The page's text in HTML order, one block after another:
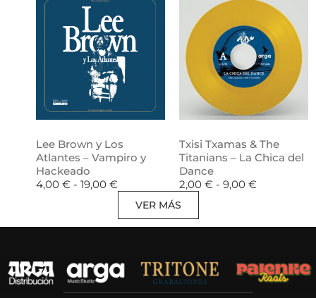
Lee Brown y Los
Atlantes – Vampiro y
Hackeado
4,00 € - 19,00 €
Txisi Txamas & The
Titanians – La Chica del
Dance
2,00 € - 9,00 €
VER MÁS